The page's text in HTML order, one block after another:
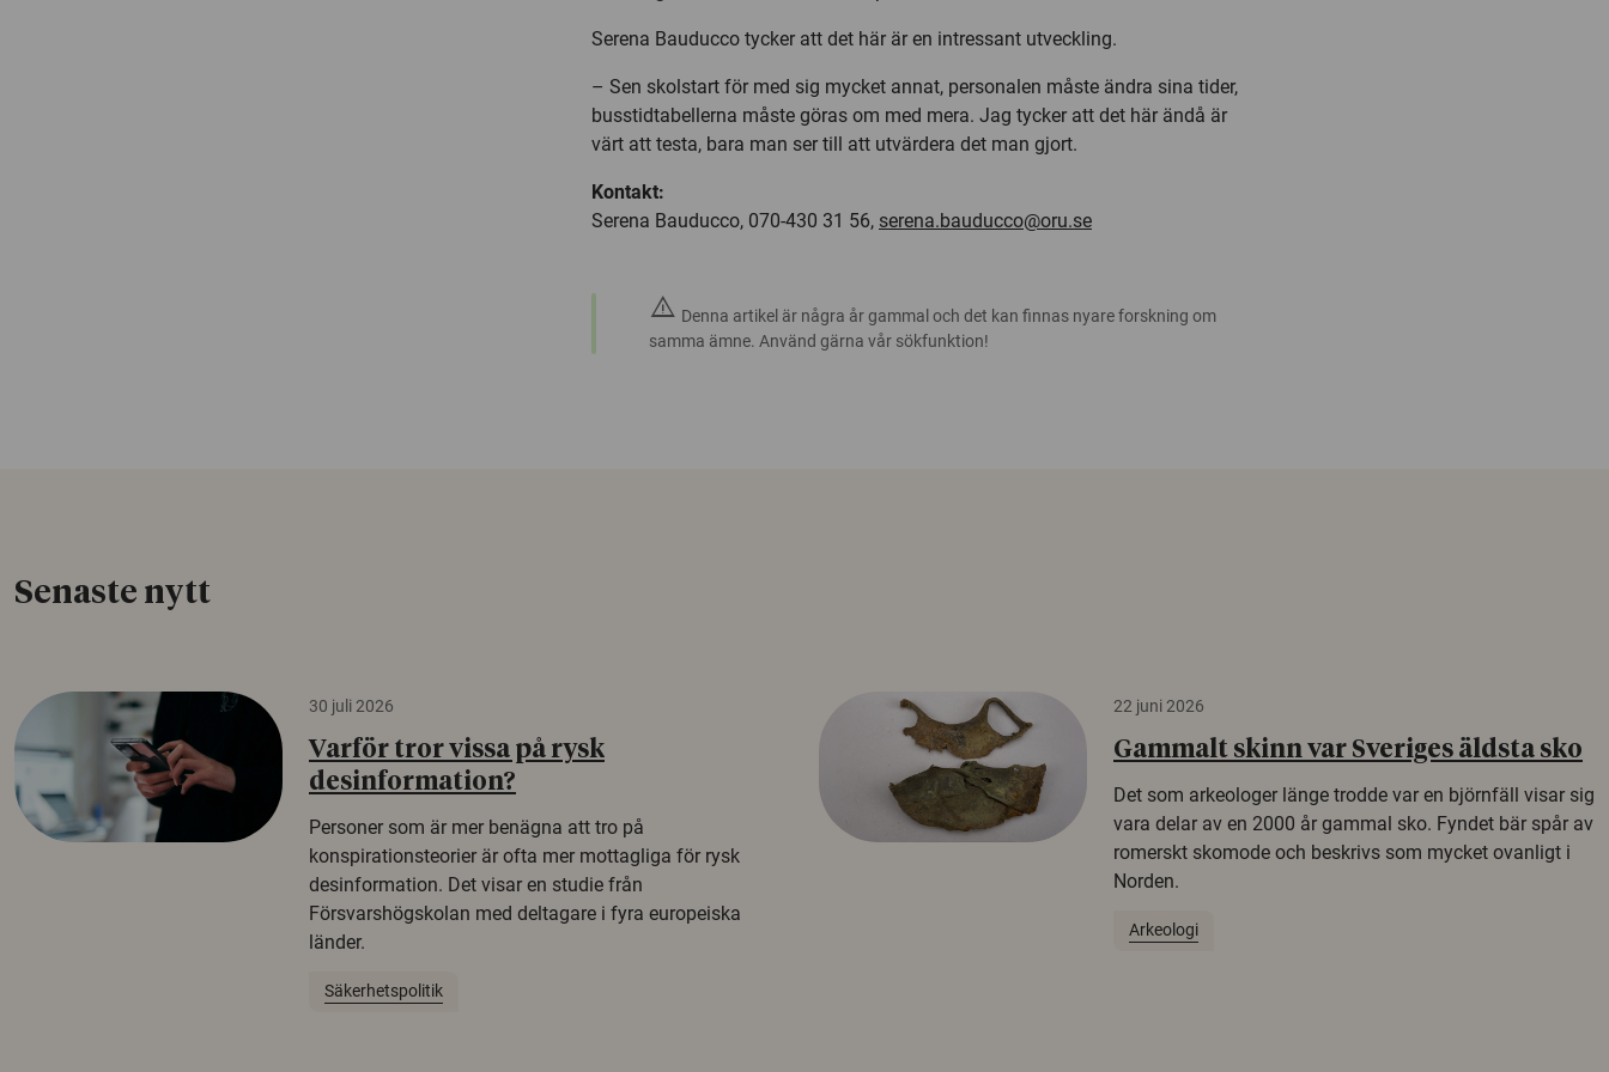
Serena Bauducco tycker att det här är en intressant utveckling.
– Sen skolstart för med sig mycket annat, personalen måste ändra sina tider,
busstidtabellerna måste göras om med mera. Jag tycker att det här ändå är
värt att testa, bara man ser till att utvärdera det man gjort.
Kontakt:
Serena Bauducco, 070-430 31 56, serena.bauducco@oru.se
warning Denna artikel är några år gammal och det kan finnas nyare forskning om
samma ämne. Använd gärna vår sökfunktion!
Senaste nytt
30 juli 2026
Varför tror vissa på rysk
desinformation?
Personer som är mer benägna att tro på
konspirationsteorier är ofta mer mottagliga för rysk
desinformation. Det visar en studie från
Försvarshögskolan med deltagare i fyra europeiska
länder.
Säkerhetspolitik
22 juni 2026
Gammalt skinn var Sveriges äldsta sko
Det som arkeologer länge trodde var en björnfäll visar sig
vara delar av en 2000 år gammal sko. Fyndet bär spår av
romerskt skomode och beskrivs som mycket ovanligt i
Norden.
Arkeologi